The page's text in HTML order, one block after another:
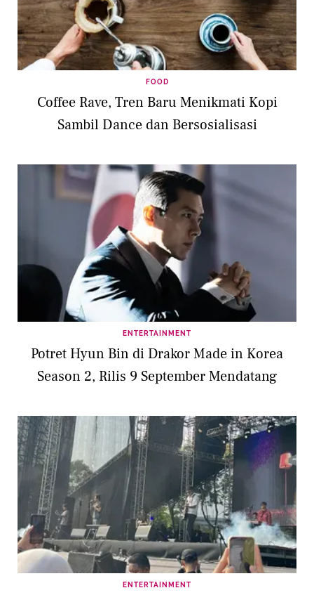
FOOD
Coffee Rave, Tren Baru Menikmati Kopi
Sambil Dance dan Bersosialisasi
ENTERTAINMENT
Potret Hyun Bin di Drakor Made in Korea
Season 2, Rilis 9 September Mendatang
ENTERTAINMENT